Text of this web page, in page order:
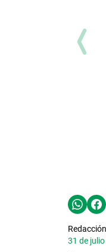
31 de